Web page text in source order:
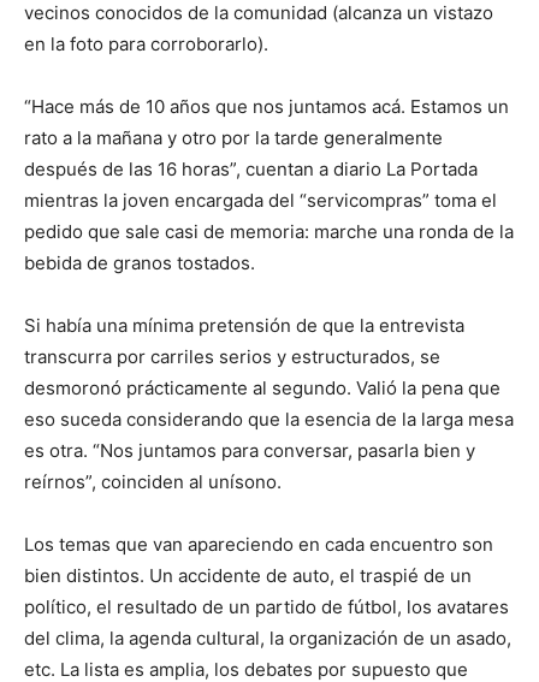
vecinos conocidos de la comunidad (alcanza un vistazo
en la foto para corroborarlo).
“Hace más de 10 años que nos juntamos acá. Estamos un
rato a la mañana y otro por la tarde generalmente
después de las 16 horas”, cuentan a diario La Portada
mientras la joven encargada del “servicompras” toma el
pedido que sale casi de memoria: marche una ronda de la
bebida de granos tostados.
Si había una mínima pretensión de que la entrevista
transcurra por carriles serios y estructurados, se
desmoronó prácticamente al segundo. Valió la pena que
eso suceda considerando que la esencia de la larga mesa
es otra. “Nos juntamos para conversar, pasarla bien y
reírnos”, coinciden al unísono.
Los temas que van apareciendo en cada encuentro son
bien distintos. Un accidente de auto, el traspié de un
político, el resultado de un partido de fútbol, los avatares
del clima, la agenda cultural, la organización de un asado,
etc. La lista es amplia, los debates por supuesto que